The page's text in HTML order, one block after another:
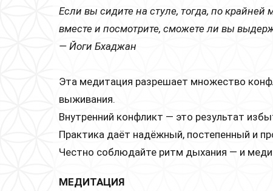
Если вы сидите на стуле, тогда, по
вместе и посмотрите, сможете ли вы
— Йоги Бхаджан
Эта медитация разрешает множество
выживания.
Внутренний конфликт — это результат
Практика даёт надёжный, постепенный и
Честно соблюдайте ритм дыхания — и
МЕДИТАЦИЯ